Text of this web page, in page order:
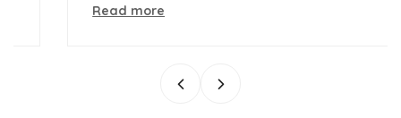
Read more